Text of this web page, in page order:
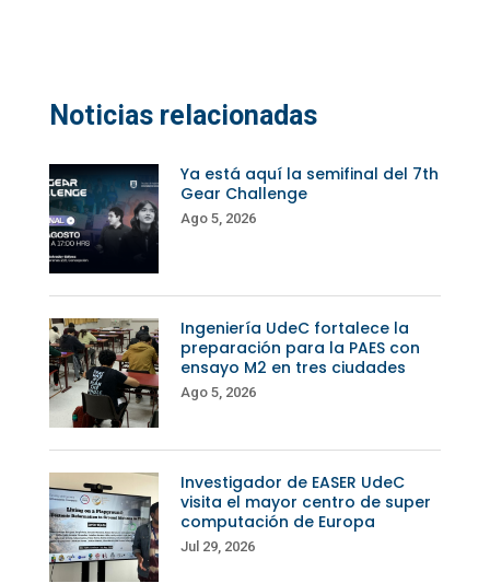
Noticias relacionadas
Ya está aquí la semifinal del 7th
Gear Challenge
Ago 5, 2026
Ingeniería UdeC fortalece la
preparación para la PAES con
ensayo M2 en tres ciudades
Ago 5, 2026
Investigador de EASER UdeC
visita el mayor centro de super
computación de Europa
Jul 29, 2026